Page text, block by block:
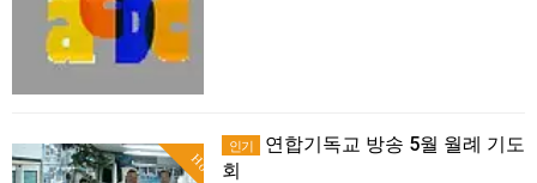
Hot
인기
연합기독교 방송 5월 월례 기도
회